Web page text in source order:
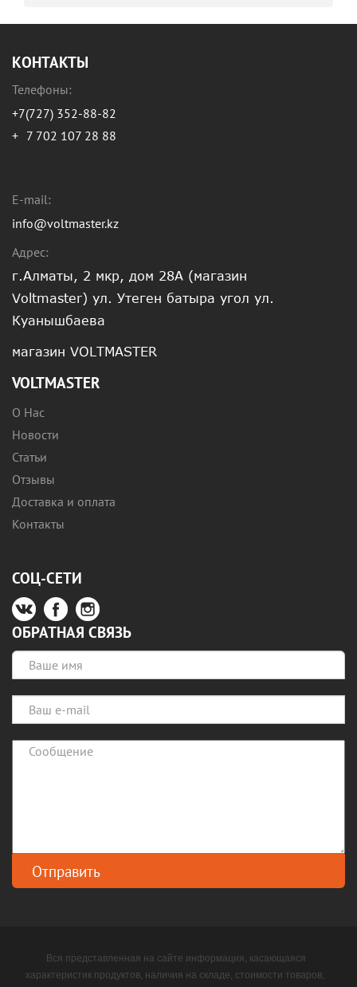
КОНТАКТЫ
Телефоны:
+7(727) 352-88-82
+ 7 702 107 28 88
E-mail:
info@voltmaster.kz
Адрес:
г.Алматы, 2 мкр, дом 28А (магазин
Voltmaster) ул. Утеген батыра угол ул.
Куанышбаева
магазин VOLTMASTER
VOLTMASTER
О Нас
Новости
Статьи
Отзывы
Доставка и оплата
Контакты
СОЦ-СЕТИ
ОБРАТНАЯ СВЯЗЬ
Вся представленная на сайте информация, касающаяся
характеристик продуктов, наличия на складе, стоимости товаров,